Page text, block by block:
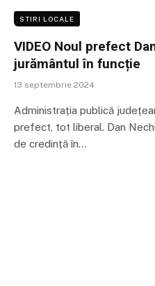
STIRI LOCALE
VIDEO Noul prefect
jurământul în funcție
13 septembrie 2024
Administrația publică
prefect, tot liberal. Dan
de credință în…